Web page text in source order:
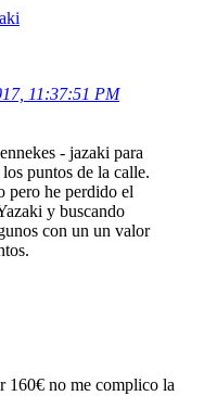
11:37:51 PM
- jazaki para
puntos de la calle.
pero he perdido el
y buscando
con un un valor
160€ no me complico la